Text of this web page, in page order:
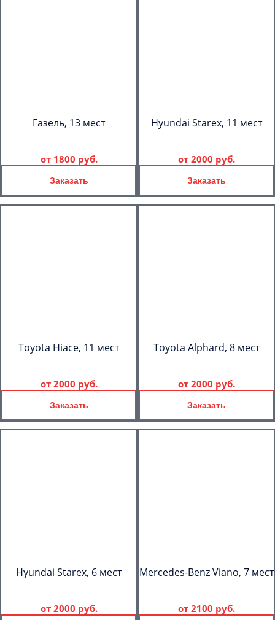
Газель, 13 мест
от 1800 руб.
Заказать
Hyundai Starex, 11 мест
от 2000 руб.
Заказать
Toyota Hiace, 11 мест
от 2000 руб.
Заказать
Toyota Alphard, 8 мест
от 2000 руб.
Заказать
Hyundai Starex, 6 мест
от 2000 руб.
Mercedes-Benz Viano, 7 мест
от 2100 руб.